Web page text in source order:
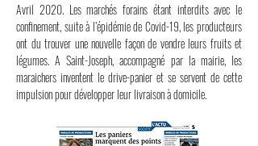
Avril 2020. Les marchés forains étant interdits avec le
confinement, suite à l’épidémie de Covid-19, les producteurs
ont du trouver une nouvelle façon de vendre leurs fruits et
légumes. A Saint-Joseph, accompagné par la mairie, les
maraichers inventent le drive-panier et se servent de cette
impulsion pour développer leur livraison à domicile.